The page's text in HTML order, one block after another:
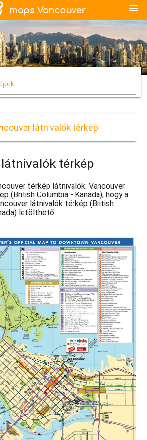
menu
látnivalók térkép
térkép
térkép látnivalók. Vancouver
(British Columbia - Kanada), hogy a
látnivalók térkép (British
letölthető.